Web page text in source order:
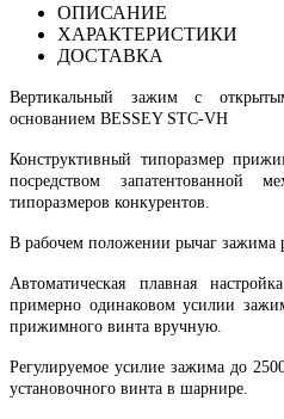
ОПИСАНИЕ
ХАРАКТЕРИСТИКИ
ДОСТАВКА
Вертикальный зажим с
основанием BESSEY STC-VH
Конструктивный типоразмер
посредством запатентованной
типоразмеров конкурентов.
В рабочем положении рычаг зажима
Автоматическая плавная
примерно одинаковом усилии
прижимного винта вручную.
Регулируемое усилие зажима до
установочного винта в шарнире.